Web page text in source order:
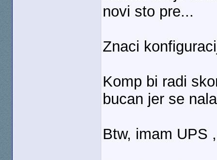
novi sto pre...
Znaci
Komp bi radi
bucan jer se
Btw, imam UPS